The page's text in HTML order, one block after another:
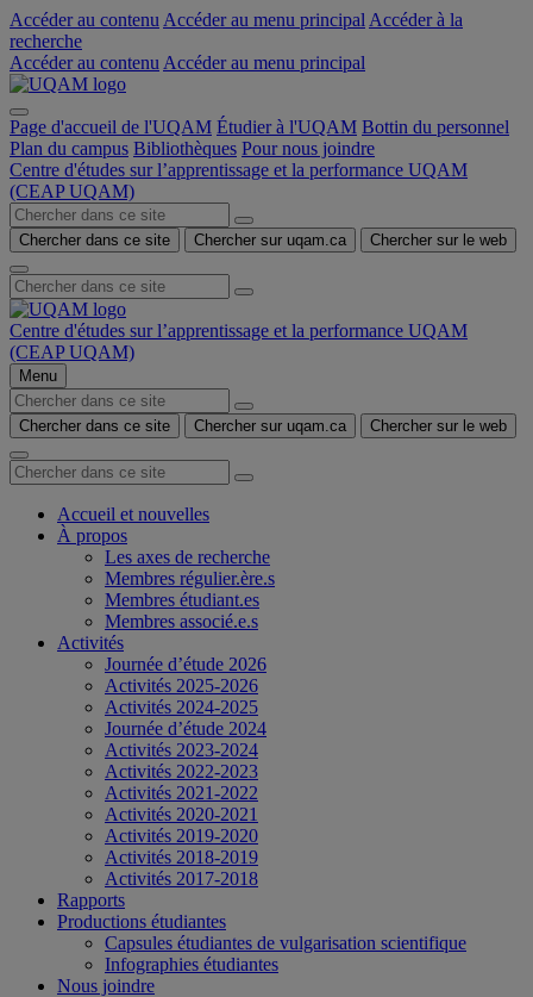
Accéder au contenu Accéder au menu principal Accéder à la
recherche
Accéder au contenu Accéder au menu principal
Page d'accueil de l'UQAM Étudier à l'UQAM Bottin du personnel
Plan du campus Bibliothèques Pour nous joindre
Centre d'études sur l’apprentissage et la performance UQAM
(CEAP UQAM)
Chercher dans ce site Chercher sur uqam.ca Chercher sur le web
Centre d'études sur l’apprentissage et la performance UQAM
(CEAP UQAM)
Menu
Chercher dans ce site Chercher sur uqam.ca Chercher sur le web
Accueil et nouvelles
À propos
Les axes de recherche
Membres régulier.ère.s
Membres étudiant.es
Membres associé.e.s
Activités
Journée d’étude 2026
Activités 2025-2026
Activités 2024-2025
Journée d’étude 2024
Activités 2023-2024
Activités 2022-2023
Activités 2021-2022
Activités 2020-2021
Activités 2019-2020
Activités 2018-2019
Activités 2017-2018
Rapports
Productions étudiantes
Capsules étudiantes de vulgarisation scientifique
Infographies étudiantes
Nous joindre